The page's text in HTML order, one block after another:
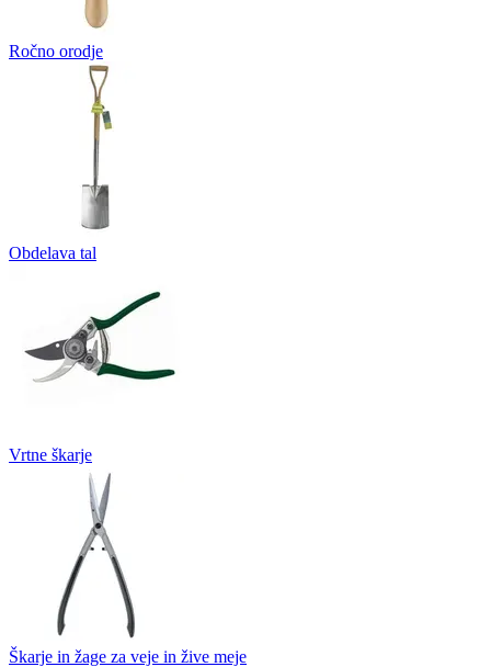
Ročno orodje
Obdelava tal
Vrtne škarje
Škarje in žage za veje in žive meje